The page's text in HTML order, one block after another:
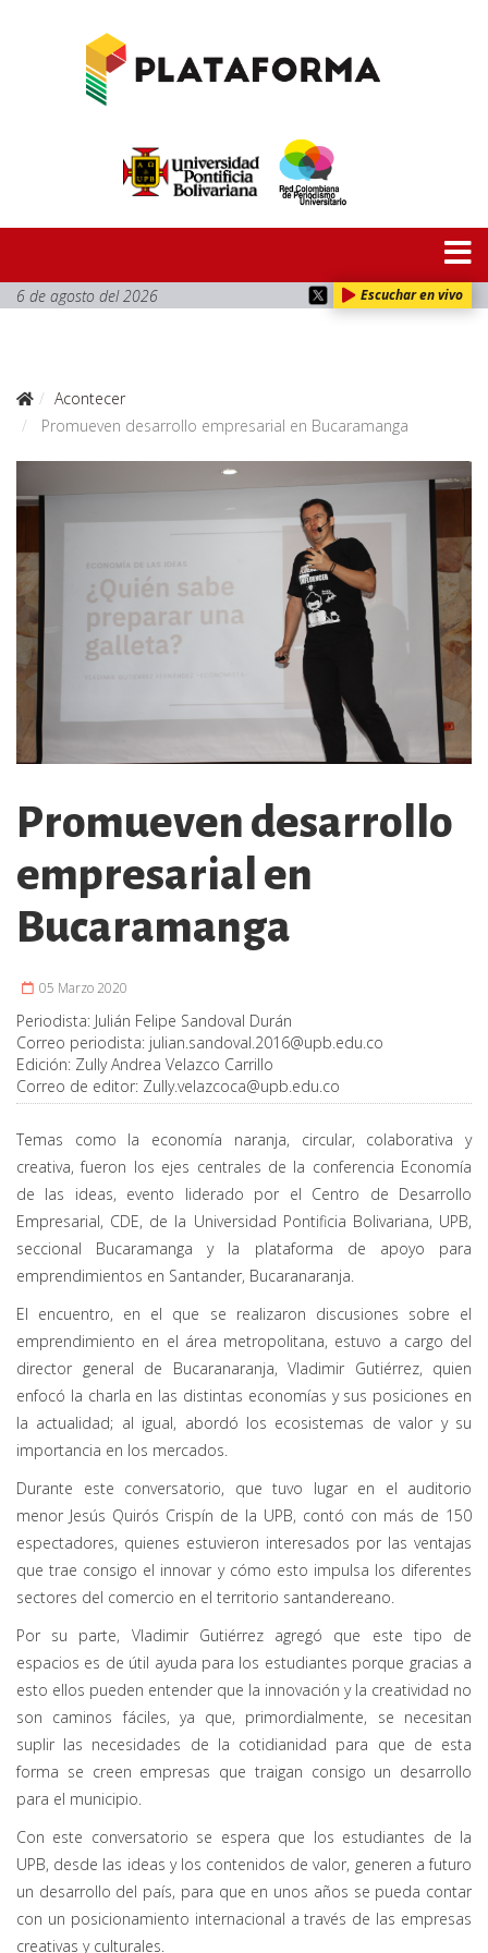
6 de agosto del 2026 Escuchar en vivo
Acontecer
Promueven desarrollo empresarial en Bucaramanga
Promueven desarrollo
empresarial en
Bucaramanga
05 Marzo 2020
Periodista: Julián Felipe Sandoval Durán
Correo periodista: julian.sandoval.2016@upb.edu.co
Edición: Zully Andrea Velazco Carrillo
Correo de editor: Zully.velazcoca@upb.edu.co
Temas como la economía naranja, circular, colaborativa y
creativa, fueron los ejes centrales de la conferencia Economía
de las ideas, evento liderado por el Centro de Desarrollo
Empresarial, CDE, de la Universidad Pontificia Bolivariana, UPB,
seccional Bucaramanga y la plataforma de apoyo para
emprendimientos en Santander, Bucaranaranja.
El encuentro, en el que se realizaron discusiones sobre el
emprendimiento en el área metropolitana, estuvo a cargo del
director general de Bucaranaranja, Vladimir Gutiérrez, quien
enfocó la charla en las distintas economías y sus posiciones en
la actualidad; al igual, abordó los ecosistemas de valor y su
importancia en los mercados.
Durante este conversatorio, que tuvo lugar en el auditorio
menor Jesús Quirós Crispín de la UPB, contó con más de 150
espectadores, quienes estuvieron interesados por las ventajas
que trae consigo el innovar y cómo esto impulsa los diferentes
sectores del comercio en el territorio santandereano.
Por su parte, Vladimir Gutiérrez agregó que este tipo de
espacios es de útil ayuda para los estudiantes porque gracias a
esto ellos pueden entender que la innovación y la creatividad no
son caminos fáciles, ya que, primordialmente, se necesitan
suplir las necesidades de la cotidianidad para que de esta
forma se creen empresas que traigan consigo un desarrollo
para el municipio.
Con este conversatorio se espera que los estudiantes de la
UPB, desde las ideas y los contenidos de valor, generen a futuro
un desarrollo del país, para que en unos años se pueda contar
con un posicionamiento internacional a través de las empresas
creativas y culturales.